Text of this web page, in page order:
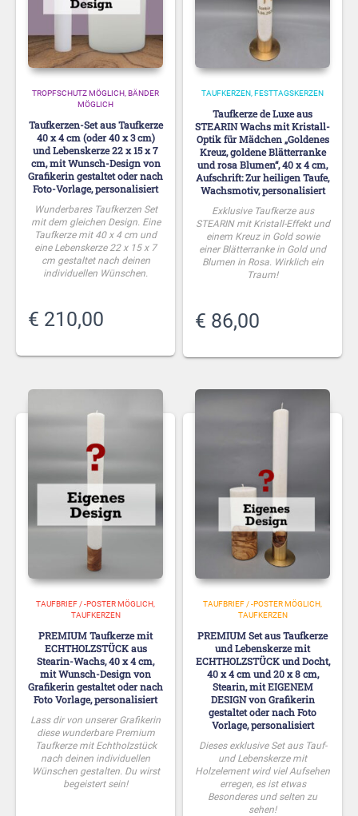
TROPFSCHUTZ MÖGLICH BÄNDER
MÖGLICH
Taufkerzen-Set aus Taufkerze
40 x 4 cm (oder 40 x 3 cm)
und Lebenskerze 22 x 15 x 7
cm, mit Wunsch-Design von
Grafikerin gestaltet oder nach
Foto-Vorlage, personalisiert
Wunderbares Taufkerzen Set
mit dem gleichen Design. Eine
Taufkerze mit 40 x 4 cm und
eine Lebenskerze 22 x 15 x 7
cm gestaltet nach deinen
individuellen Wünschen.
€ 210,00
TAUFKERZEN FESTTAGSKERZEN
Taufkerze de Luxe aus
STEARIN Wachs mit Kristall-
Optik für Mädchen „Goldenes
Kreuz, goldene Blätterranke
und rosa Blumen“, 40 x 4 cm,
Aufschrift: Zur heiligen Taufe,
Wachsmotiv, personalisiert
Exklusive Taufkerze aus
STEARIN mit Kristall-Effekt und
einem Kreuz in Gold sowie
einer Blätterranke in Gold und
Blumen in Rosa. Wirklich ein
Traum!
€ 86,00
TAUFBRIEF / -POSTER MÖGLICH
TAUFKERZEN
PREMIUM Taufkerze mit
ECHTHOLZSTÜCK aus
Stearin-Wachs, 40 x 4 cm,
mit Wunsch-Design von
Grafikerin gestaltet oder nach
Foto Vorlage, personalisiert
Lass dir von unserer Grafikerin
diese wunderbare Premium
Taufkerze mit Echtholzstück
nach deinen individuellen
Wünschen gestalten. Du wirst
begeistert sein!
TAUFBRIEF / -POSTER MÖGLICH
TAUFKERZEN
PREMIUM Set aus Taufkerze
und Lebenskerze mit
ECHTHOLZSTÜCK und Docht,
40 x 4 cm und 20 x 8 cm,
Stearin, mit EIGENEM
DESIGN von Grafikerin
gestaltet oder nach Foto
Vorlage, personalisiert
Dieses exklusive Set aus Tauf-
und Lebenskerze mit
Holzelement wird viel Aufsehen
erregen, es ist etwas
Besonderes und selten zu
sehen!